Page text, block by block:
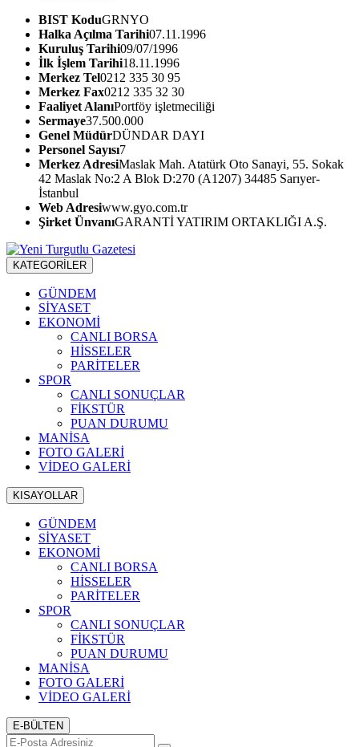
BIST KoduGRNYO
Halka Açılma Tarihi07.11.1996
Kuruluş Tarihi09/07/1996
İlk İşlem Tarihi18.11.1996
Merkez Tel0212 335 30 95
Merkez Fax0212 335 32 30
Faaliyet AlanıPortföy işletmeciliği
Sermaye37.500.000
Genel MüdürDÜNDAR DAYI
Personel Sayısı7
Merkez AdresiMaslak Mah. Atatürk Oto Sanayi, 55. Sokak
42 Maslak No:2 A Blok D:270 (A1207) 34485 Sarıyer-
İstanbul
Web Adresiwww.gyo.com.tr
Şirket ÜnvanıGARANTİ YATIRIM ORTAKLIĞI A.Ş.
KATEGORİLER
GÜNDEM
SİYASET
EKONOMİ
CANLI BORSA
HİSSELER
PARİTELER
SPOR
CANLI SONUÇLAR
FİKSTÜR
PUAN DURUMU
MANİSA
FOTO GALERİ
VİDEO GALERİ
KISAYOLLAR
GÜNDEM
SİYASET
EKONOMİ
CANLI BORSA
HİSSELER
PARİTELER
SPOR
CANLI SONUÇLAR
FİKSTÜR
PUAN DURUMU
MANİSA
FOTO GALERİ
VİDEO GALERİ
E-BÜLTEN